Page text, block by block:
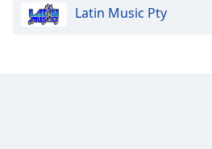
Latin Music Pty